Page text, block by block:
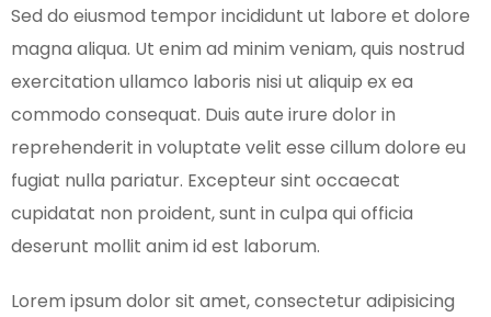
Sed do eiusmod tempor incididunt ut labore et dolore
magna aliqua. Ut enim ad minim veniam, quis nostrud
exercitation ullamco laboris nisi ut aliquip ex ea
commodo consequat. Duis aute irure dolor in
reprehenderit in voluptate velit esse cillum dolore eu
fugiat nulla pariatur. Excepteur sint occaecat
cupidatat non proident, sunt in culpa qui officia
deserunt mollit anim id est laborum.
Lorem ipsum dolor sit amet, consectetur adipisicing